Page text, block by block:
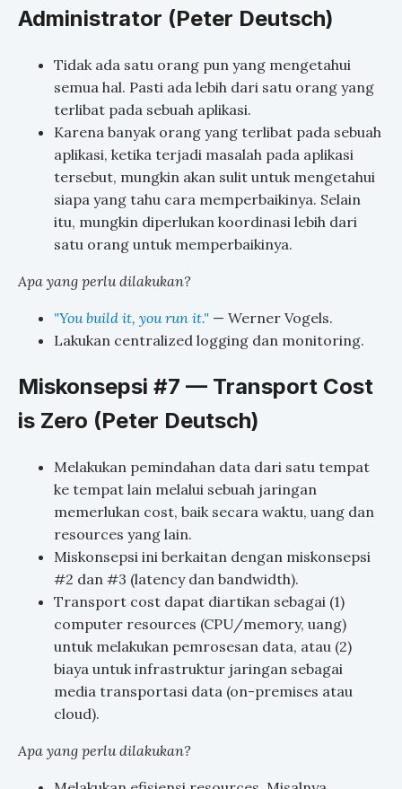
Administrator (Peter Deutsch)
Tidak ada satu orang pun yang mengetahui
semua hal. Pasti ada lebih dari satu orang yang
terlibat pada sebuah aplikasi.
Karena banyak orang yang terlibat pada sebuah
aplikasi, ketika terjadi masalah pada aplikasi
tersebut, mungkin akan sulit untuk mengetahui
siapa yang tahu cara memperbaikinya. Selain
itu, mungkin diperlukan koordinasi lebih dari
satu orang untuk memperbaikinya.
Apa yang perlu dilakukan?
"You build it, you run it." — Werner Vogels.
Lakukan centralized logging dan monitoring.
Miskonsepsi #7 — Transport Cost
is Zero (Peter Deutsch)
Melakukan pemindahan data dari satu tempat
ke tempat lain melalui sebuah jaringan
memerlukan cost, baik secara waktu, uang dan
resources yang lain.
Miskonsepsi ini berkaitan dengan miskonsepsi
#2 dan #3 (latency dan bandwidth).
Transport cost dapat diartikan sebagai (1)
computer resources (CPU/memory, uang)
untuk melakukan pemrosesan data, atau (2)
biaya untuk infrastruktur jaringan sebagai
media transportasi data (on-premises atau
cloud).
Apa yang perlu dilakukan?